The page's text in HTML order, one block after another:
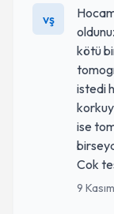
vş
kötü
istedi
ise
Cok
9